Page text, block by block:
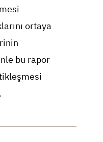
ortaya
bu rapor